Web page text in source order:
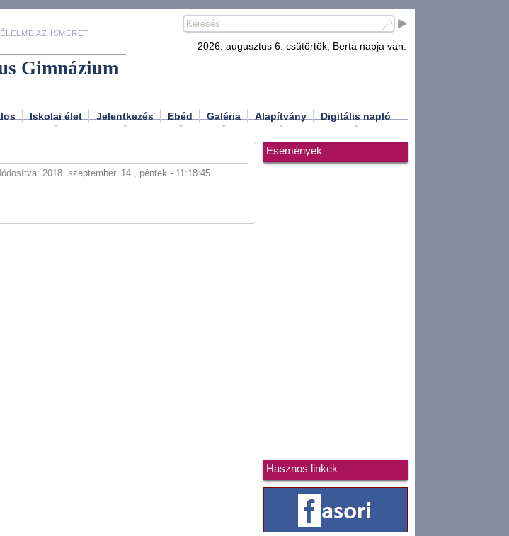
AZ ISMERET
Gimnázium
2026. augusztus 6. csütörtök, Berta napja van.
Iskolai élet Jelentkezés Ebéd Galéria Alapítvány Digitális napló
2018. szeptember. 14., péntek - 11:18:45
Események
Hasznos linkek